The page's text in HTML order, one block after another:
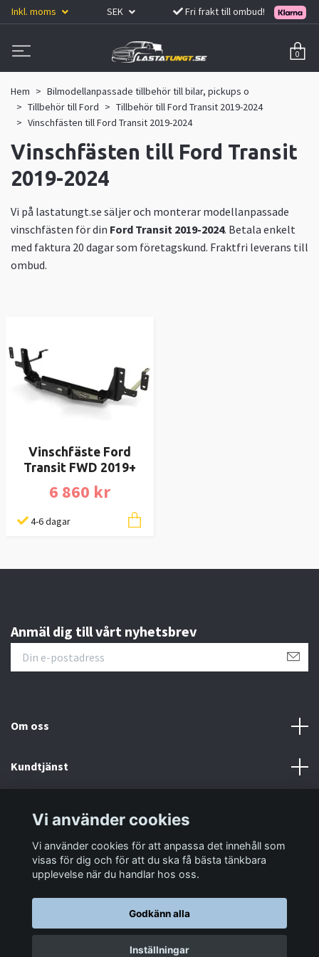
Inkl. moms SEK Fri frakt till ombud!
0
Hem
Bilmodellanpassade tillbehör till bilar, pickups o
Tillbehör till Ford
Tillbehör till Ford Transit 2019-2024
Vinschfästen till Ford Transit 2019-2024
Vinschfästen till Ford Transit
2019-2024
Vi på lastatungt.se säljer och monterar modellanpassade
vinschfästen för din Ford Transit 2019-2024. Betala enkelt
med faktura 20 dagar som företagskund. Fraktfri leverans till
ombud.
Vinschfäste Ford
Transit FWD 2019+
6 860 kr
4-6 dagar
Anmäl dig till vårt nyhetsbrev
Om oss
Kundtjänst
Sociala medier
© 2026 LastaTungt.se
Vi använder cookies
Vi använder cookies för att anpassa det innehåll som
visas för dig och för att du ska få bästa tänkbara
upplevelse när du handlar hos oss.
Godkänn alla
Inställningar